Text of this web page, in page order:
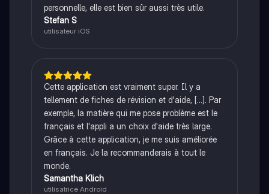
personnelle, elle est bien sûr aussi très utile.
Stefan S
utilisateur iOS
Cette application est vraiment super. Il y a
tellement de fiches de révision et d'aide, [...]. Par
exemple, la matière qui me pose problème est le
français et l'appli a un choix d'aide très large.
Grâce à cette application, je me suis améliorée
en français. Je la recommanderais à tout le
monde.
Samantha Klich
utilisatrice Android